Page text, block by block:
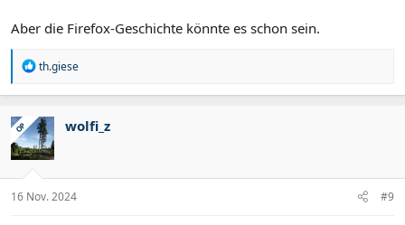
Aber die Firefox-Geschichte könnte es schon sein.
R
a
t
i
o
e
n
th.giese
OP wolfi_z
16 Nov. 2024 #9